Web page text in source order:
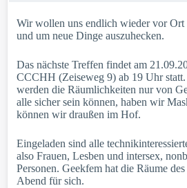
Wir wollen uns endlich wieder vor
und um neue Dinge auszuhecken.
Das nächste Treffen findet am
CCCHH (Zeiseweg 9) ab 19 Uhr
werden die Räumlichkeiten nur von
alle sicher sein können, haben wir
können wir draußen im Hof.
Eingeladen sind alle
also Frauen, Lesben und intersex,
Personen. Geekfem hat die Räume
Abend für sich.